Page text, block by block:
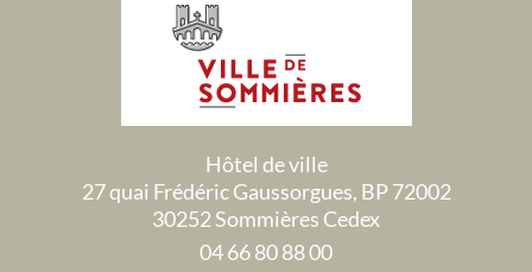
Hôtel de ville
27 quai Frédéric Gaussorgues, BP 72002
30252 Sommières Cedex
04 66 80 88 00